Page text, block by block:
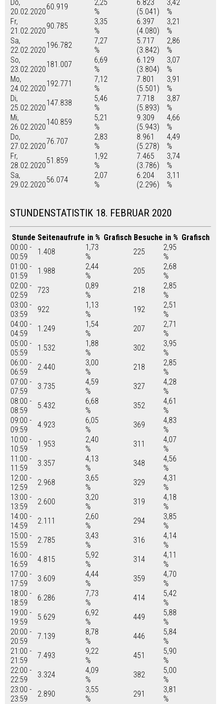
Do,
20.02.2020
60.919
2,25
%
6.823
(5.041)
3,42
%
Fr,
21.02.2020
90.785
3,35
%
6.397
(4.080)
3,21
%
Sa,
22.02.2020
196.782
7,27
%
5.717
(3.842)
2,86
%
So,
23.02.2020
181.007
6,69
%
6.129
(3.804)
3,07
%
Mo,
24.02.2020
192.771
7,12
%
7.801
(5.501)
3,91
%
Di,
25.02.2020
147.838
5,46
%
7.718
(5.893)
3,87
%
Mi,
26.02.2020
140.859
5,21
%
9.309
(5.943)
4,66
%
Do,
27.02.2020
76.707
2,83
%
8.961
(5.278)
4,49
%
Fr,
28.02.2020
51.859
1,92
%
7.465
(3.786)
3,74
%
Sa,
29.02.2020
56.074
2,07
%
6.204
(2.296)
3,11
%
STUNDENSTATISTIK 18. FEBRUAR 2020
Stunde Seitenaufrufe in % Grafisch Besuche in % Grafisch
00:00 -
00:59
1.408
1,73
%
225
2,95
%
01:00 -
01:59
1.988
2,44
%
205
2,68
%
02:00 -
02:59
723
0,89
%
218
2,85
%
03:00 -
03:59
922
1,13
%
192
2,51
%
04:00 -
04:59
1.249
1,54
%
207
2,71
%
05:00 -
05:59
1.532
1,88
%
302
3,95
%
06:00 -
06:59
2.440
3,00
%
218
2,85
%
07:00 -
07:59
3.735
4,59
%
327
4,28
%
08:00 -
08:59
5.432
6,68
%
352
4,61
%
09:00 -
09:59
4.923
6,05
%
369
4,83
%
10:00 -
10:59
1.953
2,40
%
311
4,07
%
11:00 -
11:59
3.357
4,13
%
348
4,56
%
12:00 -
12:59
2.968
3,65
%
329
4,31
%
13:00 -
13:59
2.600
3,20
%
319
4,18
%
14:00 -
14:59
2.111
2,60
%
294
3,85
%
15:00 -
15:59
2.785
3,43
%
316
4,14
%
16:00 -
16:59
4.815
5,92
%
314
4,11
%
17:00 -
17:59
3.609
4,44
%
359
4,70
%
18:00 -
18:59
6.286
7,73
%
414
5,42
%
19:00 -
19:59
5.629
6,92
%
449
5,88
%
20:00 -
20:59
7.139
8,78
%
446
5,84
%
21:00 -
21:59
7.493
9,22
%
451
5,90
%
22:00 -
22:59
3.324
4,09
%
382
5,00
%
23:00 -
23:59
2.890
3,55
%
291
3,81
%